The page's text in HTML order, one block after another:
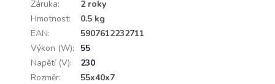
Záruka:
2 roky
Hmotnost:
0.5 kg
EAN:
5907612232711
Výkon (W):
55
Napětí (V):
230
Rozměr:
55x40x7